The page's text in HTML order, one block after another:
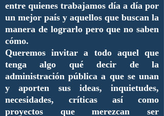
entre quienes trabajamos día a día por
un mejor país y aquellos que buscan la
manera de lograrlo pero que no saben
cómo.
Queremos invitar a todo aquel que
tenga algo qué decir de la
administración pública a que se unan
y aporten sus ideas, inquietudes,
necesidades, críticas así como
proyectos que merezcan ser